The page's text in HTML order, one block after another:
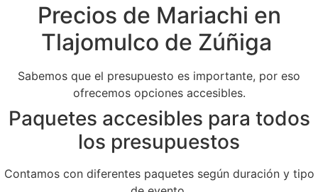
Precios de Mariachi en
Tlajomulco de Zúñiga
Sabemos que el presupuesto es importante, por eso
ofrecemos opciones accesibles.
Paquetes accesibles para todos
los presupuestos
Contamos con diferentes paquetes según duración y tipo